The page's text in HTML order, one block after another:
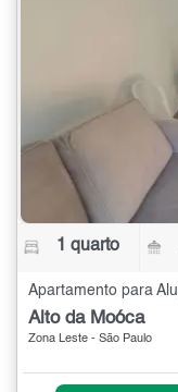
1 quarto
Alto da Moóca
Zona Leste - São Paulo